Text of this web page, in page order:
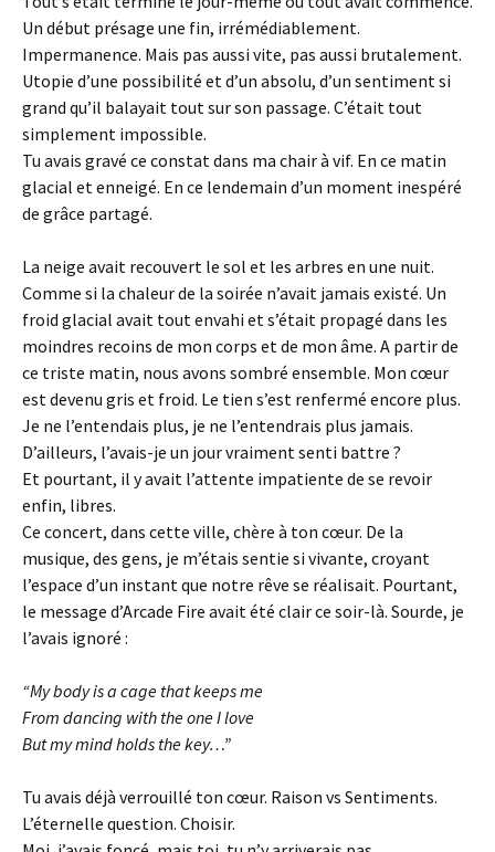
Un début présage une fin, irrémédiablement.
Impermanence. Mais pas aussi vite, pas aussi brutalement.
Utopie d’une possibilité et d’un absolu, d’un sentiment si
grand qu’il balayait tout sur son passage. C’était tout
simplement impossible.
Tu avais gravé ce constat dans ma chair à vif. En ce matin
glacial et enneigé. En ce lendemain d’un moment inespéré
de grâce partagé.
La neige avait recouvert le sol et les arbres en une nuit.
Comme si la chaleur de la soirée n’avait jamais existé. Un
froid glacial avait tout envahi et s’était propagé dans les
moindres recoins de mon corps et de mon âme. A partir de
ce triste matin, nous avons sombré ensemble. Mon cœur
est devenu gris et froid. Le tien s’est renfermé encore plus.
Je ne l’entendais plus, je ne l’entendrais plus jamais.
D’ailleurs, l’avais-je un jour vraiment senti battre ?
Et pourtant, il y avait l’attente impatiente de se revoir
enfin, libres.
Ce concert, dans cette ville, chère à ton cœur. De la
musique, des gens, je m’étais sentie si vivante, croyant
l’espace d’un instant que notre rêve se réalisait. Pourtant,
le message d’Arcade Fire avait été clair ce soir-là. Sourde, je
l’avais ignoré :
“My body is a cage that keeps me
From dancing with the one I love
But my mind holds the key…”
Tu avais déjà verrouillé ton cœur. Raison vs Sentiments.
L’éternelle question. Choisir.